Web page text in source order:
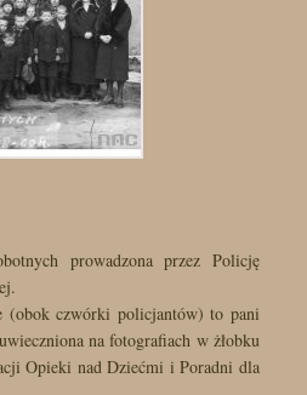
prowadzona przez Policję
(obok czwórki policjantów) to pani
na fotografiach w żłobku
Opieki nad Dziećmi i Poradni dla